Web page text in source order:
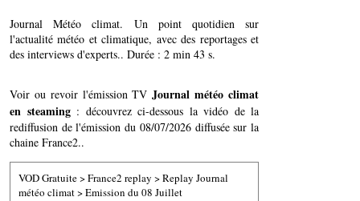
Journal Météo climat. Un point quotidien sur
l'actualité météo et climatique, avec des reportages et
des interviews d'experts.. Durée : 2 min 43 s.
Voir ou revoir l'émission TVJournal météo climat
en steaming: découvrez ci-dessous la vidéo de la
rediffusion de l'émission du 08/07/2026 diffusée sur la
chaine France2..
VOD Gratuite>France2 replay >Replay Journal
météo climat>Emission du 08 Juillet